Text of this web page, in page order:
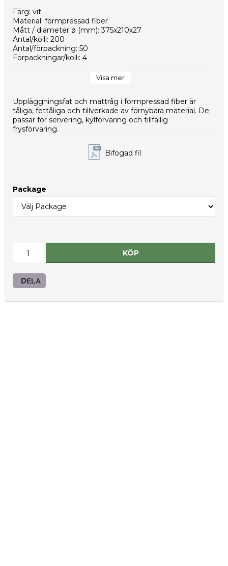
Färg: vit
Material: formpressad fiber
Mått / diameter ø (mm): 375x210x27
Antal/kolli: 200
Antal/förpackning: 50
Förpackningar/kolli: 4
Kollimått (mm): 380x330x430
Typ av innerförpackning: PE-påse
HS-kod: 48236910
Visa mer
Uppläggningsfat och mattråg i formpressad fiber är
tåliga, fettåliga och tillverkade av förnybara material. De
passar för servering, kylförvaring och tillfällig
frysförvaring.
Bifogad fil
Package
KÖP
DELA